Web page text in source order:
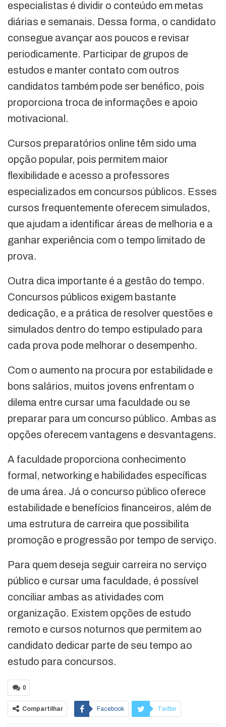
especialistas é dividir o conteúdo em metas
diárias e semanais. Dessa forma, o candidato
consegue avançar aos poucos e revisar
periodicamente. Participar de grupos de
estudos e manter contato com outros
candidatos também pode ser benéfico, pois
proporciona troca de informações e apoio
motivacional.
Cursos preparatórios online têm sido uma
opção popular, pois permitem maior
flexibilidade e acesso a professores
especializados em concursos públicos. Esses
cursos frequentemente oferecem simulados,
que ajudam a identificar áreas de melhoria e a
ganhar experiência com o tempo limitado de
prova.
Outra dica importante é a gestão do tempo.
Concursos públicos exigem bastante
dedicação, e a prática de resolver questões e
simulados dentro do tempo estipulado para
cada prova pode melhorar o desempenho.
Com o aumento na procura por estabilidade e
bons salários, muitos jovens enfrentam o
dilema entre cursar uma faculdade ou se
preparar para um concurso público. Ambas as
opções oferecem vantagens e desvantagens.
A faculdade proporciona conhecimento
formal, networking e habilidades específicas
de uma área. Já o concurso público oferece
estabilidade e benefícios financeiros, além de
uma estrutura de carreira que possibilita
promoção e progressão por tempo de serviço.
Para quem deseja seguir carreira no serviço
público e cursar uma faculdade, é possível
conciliar ambas as atividades com
organização. Existem opções de estudo
remoto e cursos noturnos que permitem ao
candidato dedicar parte de seu tempo ao
estudo para concursos.
0
Compartilhar Facebook Twitter